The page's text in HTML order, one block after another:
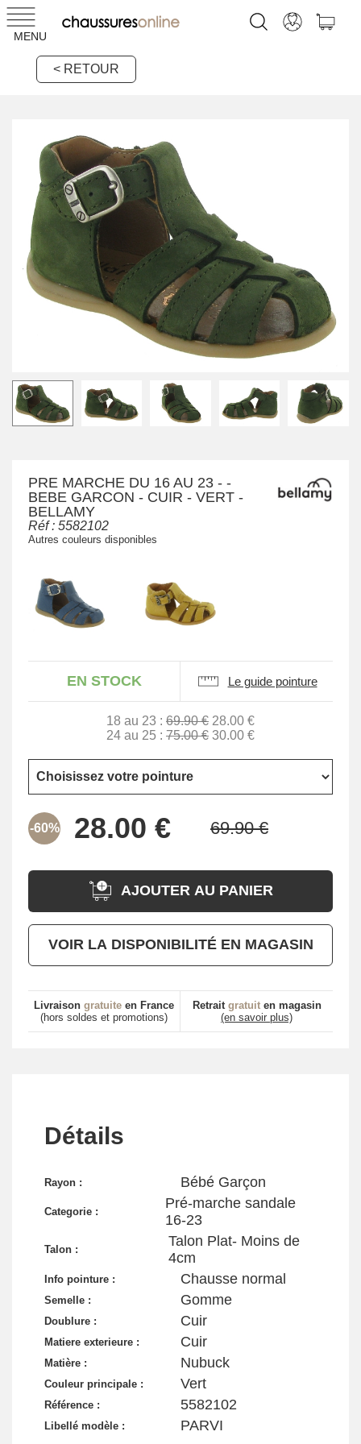
MENU
< RETOUR
PRE MARCHE DU 16 AU 23 - -
BEBE GARCON - CUIR - VERT -
BELLAMY
Réf : 5582102
Autres couleurs disponibles
EN STOCK Le guide pointure
18 au 23 : 69.90 € 28.00 €
24 au 25 : 75.00 € 30.00 €
-60%
AJOUTER AU PANIER
VOIR LA DISPONIBILITÉ EN MAGASIN
Livraison gratuite en France
(hors soldes et promotions)
Retrait gratuiten magasin
(en savoir plus)
Détails
Rayon : Bébé Garçon
Categorie :
Pré-marche sandale
16-23
Talon :
Talon Plat- Moins de
4cm
Info pointure : Chausse normal
Semelle : Gomme
Doublure : Cuir
Matiere exterieure : Cuir
Matière : Nubuck
Couleur principale : Vert
Référence : 5582102
Libellé modèle : PARVI